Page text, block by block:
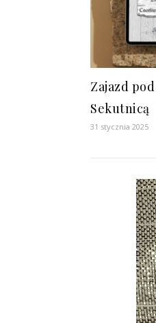
Zajazd
Sekutnicą
31 stycznia 2025